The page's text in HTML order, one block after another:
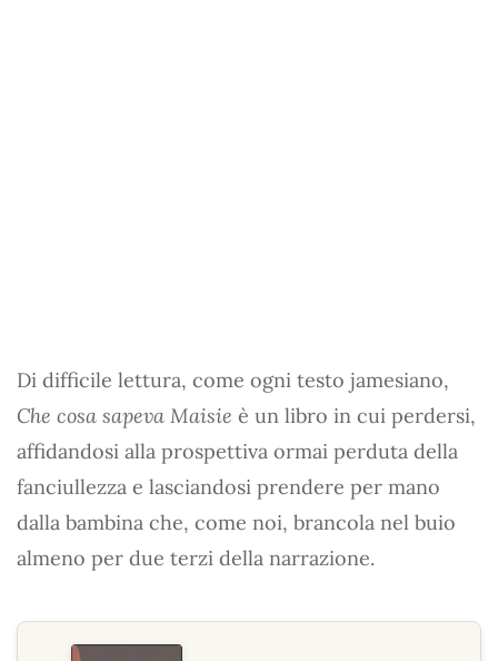
Di difficile lettura, come ogni testo jamesiano,
Che cosa sapeva Maisie è un libro in cui perdersi,
affidandosi alla prospettiva ormai perduta della
fanciullezza e lasciandosi prendere per mano
dalla bambina che, come noi, brancola nel buio
almeno per due terzi della narrazione.